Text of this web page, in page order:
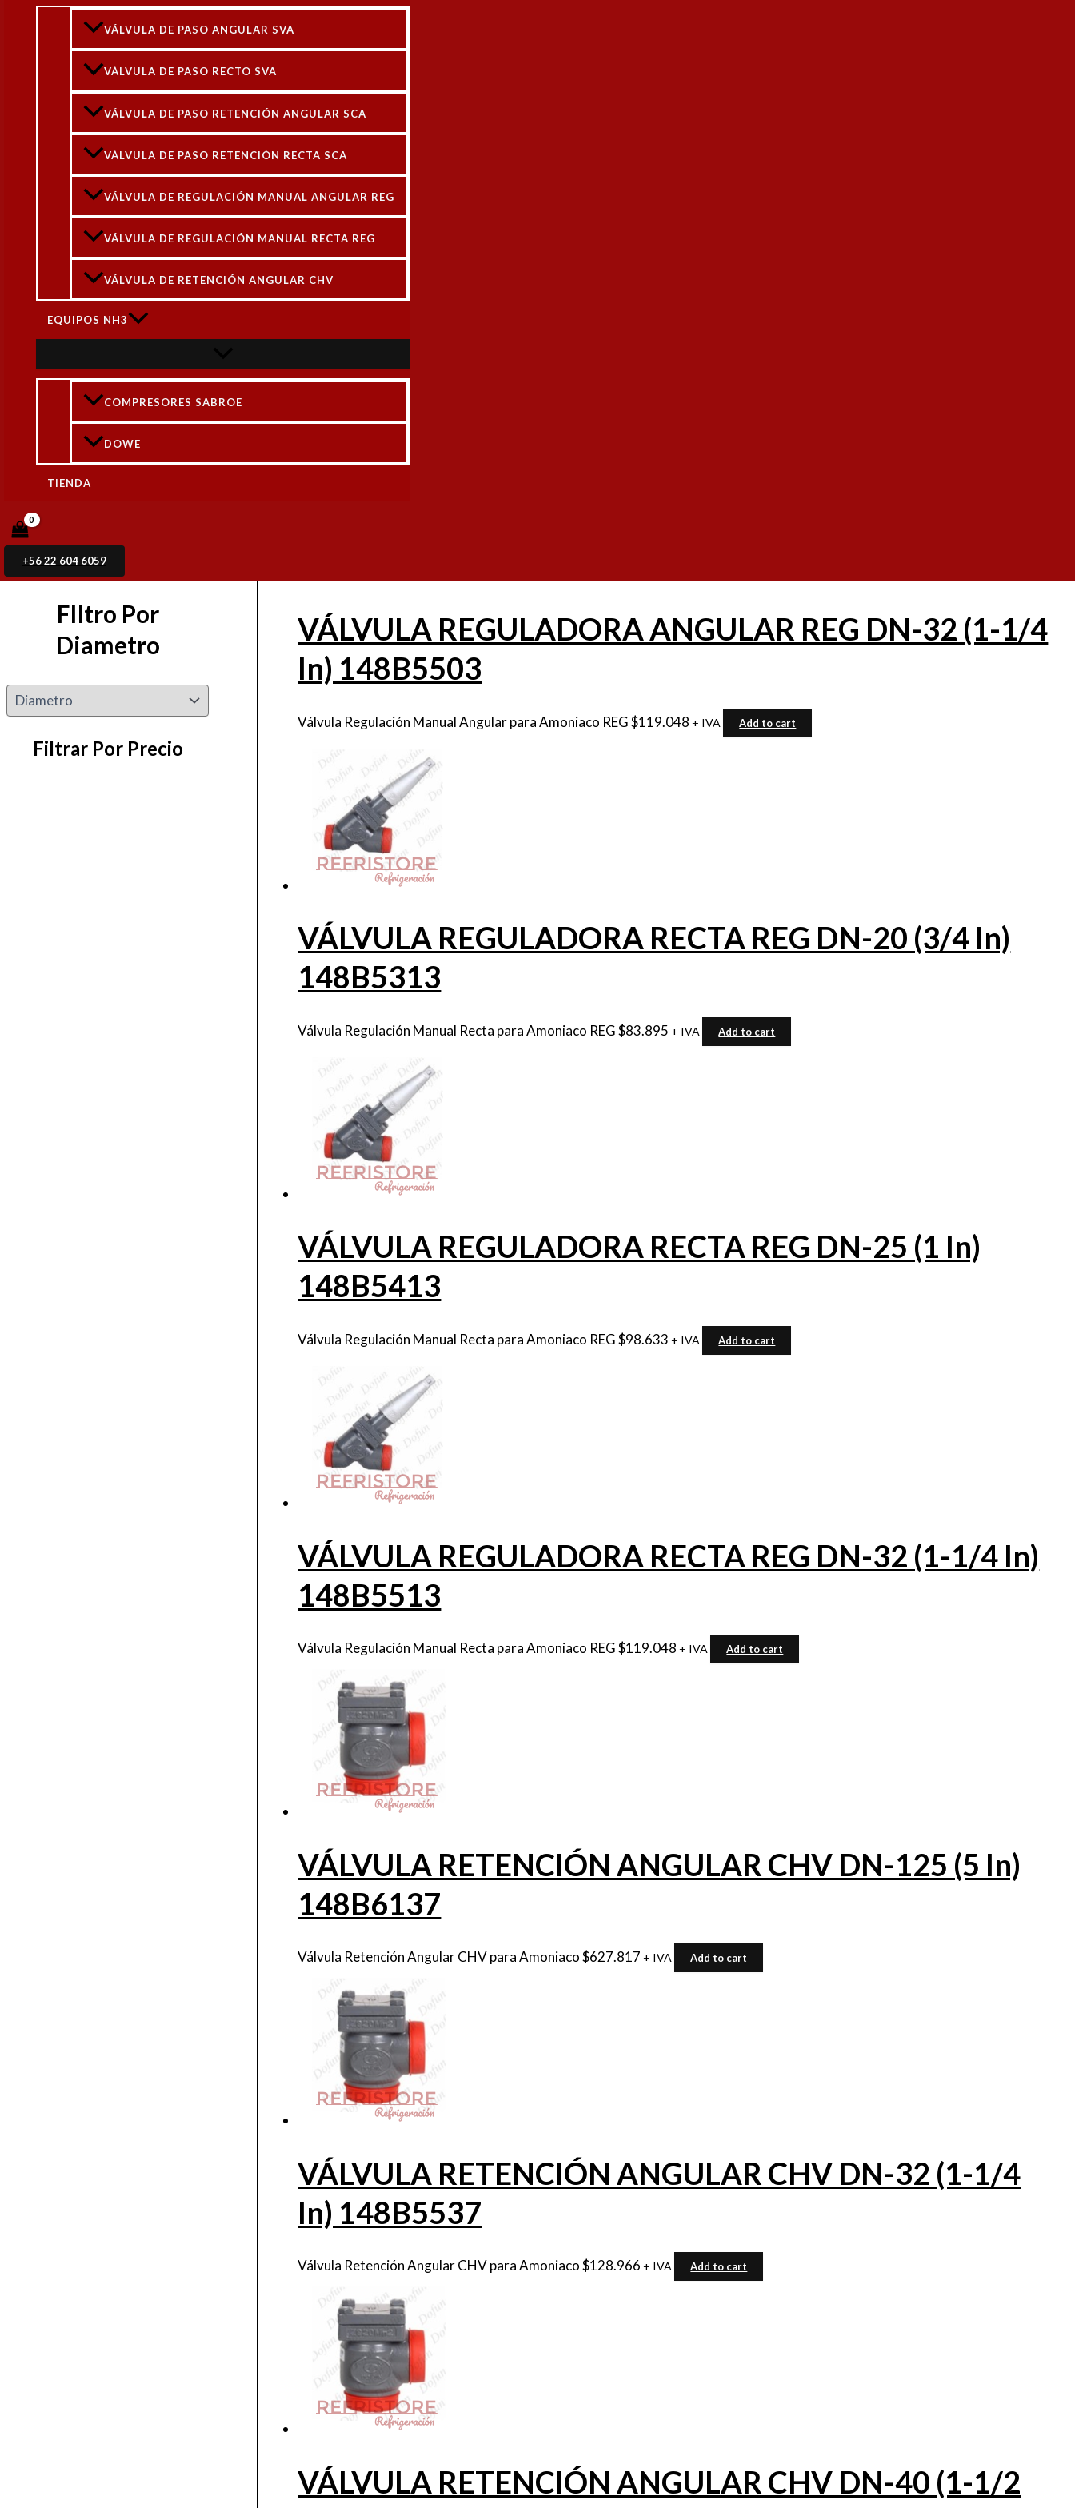
VÁLVULA DE PASO ANGULAR SVA
VÁLVULA DE PASO RECTO SVA
VÁLVULA DE PASO RETENCIÓN ANGULAR SCA
VÁLVULA DE PASO RETENCIÓN RECTA SCA
VÁLVULA DE REGULACIÓN MANUAL ANGULAR REG
VÁLVULA DE REGULACIÓN MANUAL RECTA REG
VÁLVULA DE RETENCIÓN ANGULAR CHV
EQUIPOS NH3
COMPRESORES SABROE
DOWE
TIENDA
+56 22 604 6059
VÁLVULA PASO ANGULAR SVA
DN-15 (1/2 In) 148B5220
Rated 5.00
$
76.923
CHV DN-32 (1-1/4 In) 148B6588
Rated4.00out of 5
$128.966 + IVA
$404.615
FIltro Por
Diametro
Filtrar Por Precio
VÁLVULA REGULADORA ANGULAR REG DN-20 (3/4 In)
148B5303
148B5403
VÁLVULA REGULADORA ANGULAR REG DN-32 (1-1/4
In) 148B5503
Válvula Regulación Manual Angular para Amoniaco REG$119.048 + IVA Add to cart
VÁLVULA REGULADORA RECTA REG DN-20 (3/4 In)
148B5313
Válvula Regulación Manual Recta para Amoniaco REG$83.895 + IVA Add to cart
VÁLVULA REGULADORA RECTA REG DN-25 (1 In)
148B5413
Válvula Regulación Manual Recta para Amoniaco REG$98.633 + IVA Add to cart
VÁLVULA REGULADORA RECTA REG DN-32 (1-1/4 In)
148B5513
Válvula Regulación Manual Recta para Amoniaco REG$119.048 + IVA Add to cart
VÁLVULA RETENCIÓN ANGULAR CHV DN-125 (5 In)
148B6137
Válvula Retención Angular CHV para Amoniaco$627.817 + IVA Add to cart
VÁLVULA RETENCIÓN ANGULAR CHV DN-32 (1-1/4
In) 148B5537
Válvula Retención Angular CHV para Amoniaco$128.966 + IVA Add to cart
VÁLVULA RETENCIÓN ANGULAR CHV DN-40 (1-1/2